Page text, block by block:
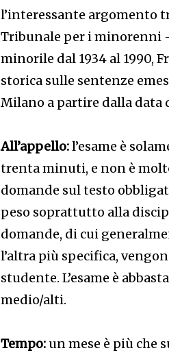
l’interessante argomento
Tribunale per i minorenni
minorile dal 1934 al 1990,
storica sulle sentenze
Milano a partire dalla data
All’appello:l’esame è
trenta minuti, e non è
domande sul testo
peso soprattutto alla
domande, di cui
l’altra più specifica,
studente. L’esame è
medio/alti.
Tempo: un mese è più